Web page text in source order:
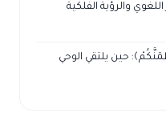
والرؤية الفلكية
حين يلتقي الوحي